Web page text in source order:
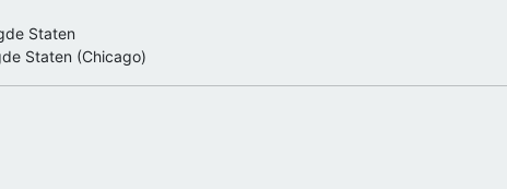
Staten
Staten (Chicago)